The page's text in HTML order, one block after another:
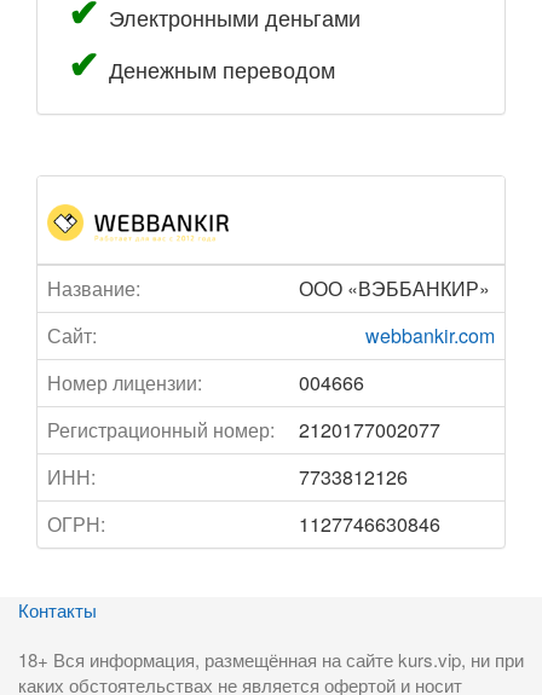
Электронными деньгами
Денежным переводом
Название:
ООО «ВЭББАНКИР»
Сайт:
webbankir.com
Номер лицензии:
004666
Регистрационный номер:
2120177002077
ИНН:
7733812126
ОГРН:
1127746630846
Контакты
18+ Вся информация, размещённая на сайте kurs.vip, ни при
каких обстоятельствах не является офертой и носит